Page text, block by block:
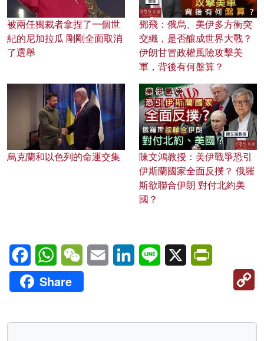
被兩任獨裁者拿捏了一個世
紀的尼加拉瓜 剛剛全面取消
了選舉
鄧飛：俄烏、美伊多方衝突
交織，是否釀成世界大戰？
伊朗甘冒政權風險攻擊美
軍，背後有何盤算？
烏克蘭和以色列的命運交集
陳文鴻教授：美伊戰爭恐引
伊斯蘭國家全面反撲？ 俄羅
斯欲聯合伊朗 對付北約美
國？
FacebookWhatsAppWeChatEmail LinkedInLine X
Share